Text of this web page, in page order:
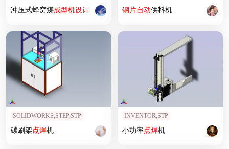
冲压式蜂窝煤成型机设计 钢片自动供料机
SOLIDWORKS,STEP,STP
碳刷架点焊机
INVENTOR,STP
小功率点焊机